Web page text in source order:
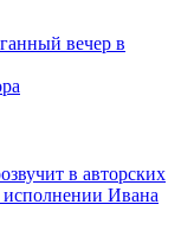
вечер в
в авторских
исполнении Ивана